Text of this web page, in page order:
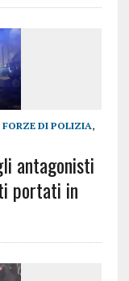
FORZE DI POLIZIA,
antagonisti
portati in